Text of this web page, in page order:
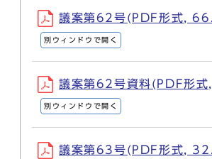
議案第62号(PDF形式,
別ウィンドウで開く
議案第62号資料(PDF形
別ウィンドウで開く
議案第63号(PDF形式,